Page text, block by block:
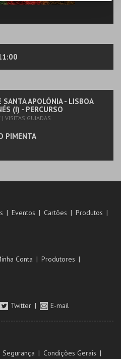
SANTA APOLÓNIA - LISBOA
(I) - PERCURSO
VISITAS GUIADAS
PIMENTA
Eventos Cartões
Produtos
Conta
Produtores
Twitter E-mail
Condições Gerais